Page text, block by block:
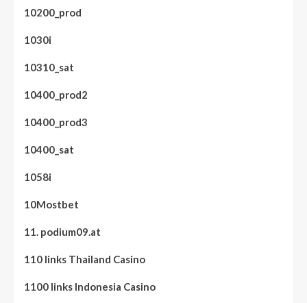
10200_prod
1030i
10310_sat
10400_prod2
10400_prod3
10400_sat
1058i
10Mostbet
11. podium09.at
110 links Thailand Casino
1100 links Indonesia Casino